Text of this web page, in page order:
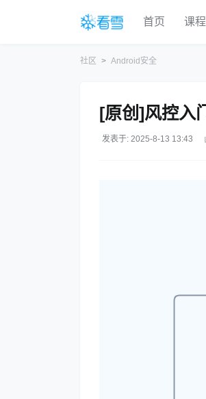
首页 课程
社区 Android安全
[原创]风控入门
发表于: 2025-8-13 13:43